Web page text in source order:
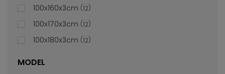
100x160x3cm 12
100x170x3cm 12
100x180x3cm 12
MODEL